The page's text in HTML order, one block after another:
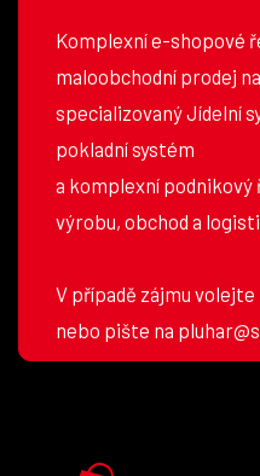
Komplexní e-shopové
maloobchodní prodej
specializovaný Jídelní
pokladní systém
a komplexní podnikový
výrobu, obchod a
V případě zájmu volejte
nebo pište na